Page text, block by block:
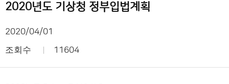
2020년도 기상청 정부입법계획
2020/04/01
조회수 11604